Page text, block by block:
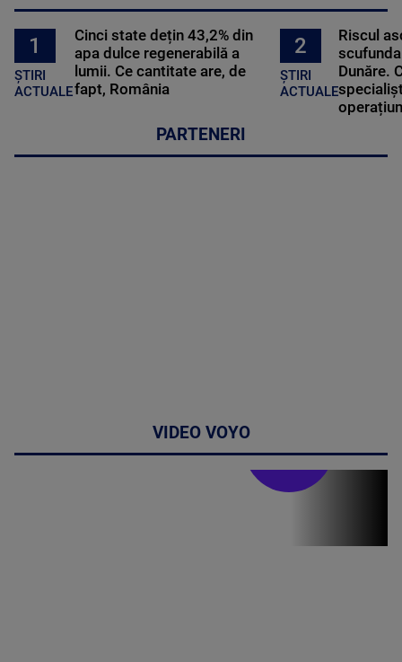
1
ȘTIRI
ACTUALE
Cinci state dețin 43,2% din
apa dulce regenerabilă a
lumii. Ce cantitate are, de
fapt, România
2
ȘTIRI
ACTUALE
Riscul
Dunăre.
PARTENERI
VIDEO VOYO